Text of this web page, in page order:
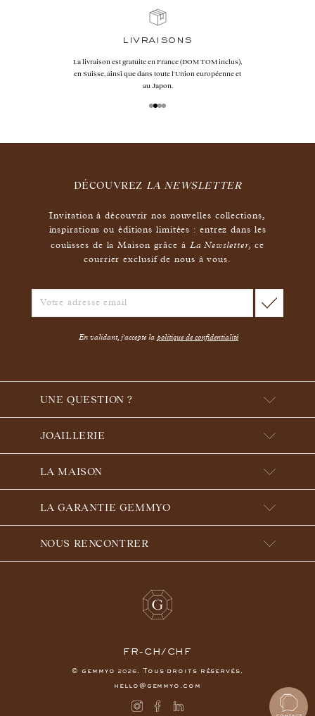
Les remises à taille, échanges
sous 30 jours après réception,
DÉCOUVREZ LA NEWSLETTER
Invitation à découvrir nos nouvelles collections,
inspirations ou éditions limitées : entrez dans les
coulisses de la Maison grâce à La Newsletter,ce
courrier exclusif de nous à vous.
En validant, j'accepte la politique de confidentialité
UNE QUESTION ?
JOAILLERIE
LA MAISON
LA GARANTIE GEMMYO
NOUS RENCONTRER
FR-CH/CHF
© gemmyo 2026 . Tous droits réservés.
hello@gemmyo.com